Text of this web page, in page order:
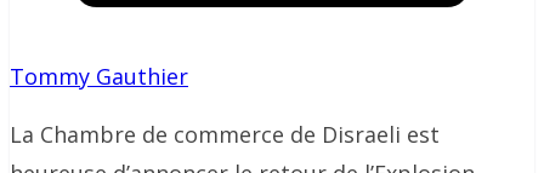
Tommy Gauthier
La Chambre de commerce de Disraeli est